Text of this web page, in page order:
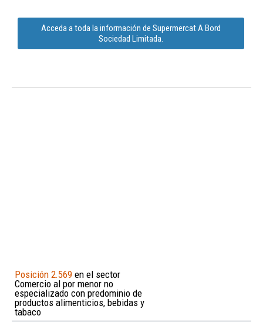
Acceda a toda la información de Supermercat A Bord
Sociedad Limitada.
Posición 2.569 en el sector
Comercio al por menor no
especializado con predominio de
productos alimenticios, bebidas y
tabaco